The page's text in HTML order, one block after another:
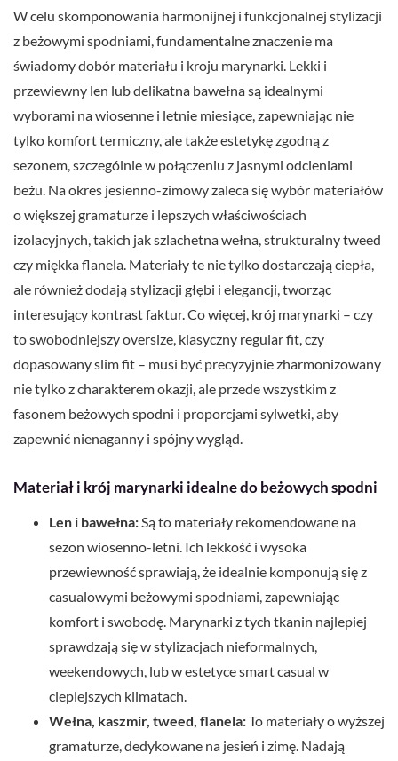
W celu skomponowania harmonijnej i funkcjonalnej stylizacji
z beżowymi spodniami, fundamentalne znaczenie ma
świadomy dobór materiału i kroju marynarki. Lekki i
przewiewny len lub delikatna bawełna są idealnymi
wyborami na wiosenne i letnie miesiące, zapewniając nie
tylko komfort termiczny, ale także estetykę zgodną z
sezonem, szczególnie w połączeniu z jasnymi odcieniami
beżu. Na okres jesienno-zimowy zaleca się wybór materiałów
o większej gramaturze i lepszych właściwościach
izolacyjnych, takich jak szlachetna wełna, strukturalny tweed
czy miękka flanela. Materiały te nie tylko dostarczają ciepła,
ale również dodają stylizacji głębi i elegancji, tworząc
interesujący kontrast faktur. Co więcej, krój marynarki – czy
to swobodniejszy oversize, klasyczny regular fit, czy
dopasowany slim fit – musi być precyzyjnie zharmonizowany
nie tylko z charakterem okazji, ale przede wszystkim z
fasonem beżowych spodni i proporcjami sylwetki, aby
zapewnić nienaganny i spójny wygląd.
Materiał i krój marynarki idealne do beżowych spodni
Len i bawełna:Są to materiały rekomendowane na
sezon wiosenno-letni. Ich lekkość i wysoka
przewiewność sprawiają, że idealnie komponują się z
casualowymi beżowymi spodniami, zapewniając
komfort i swobodę. Marynarki z tych tkanin najlepiej
sprawdzają się w stylizacjach nieformalnych,
weekendowych, lub w estetyce smart casual w
cieplejszych klimatach.
Wełna, kaszmir, tweed, flanela:To materiały o wyższej
gramaturze, dedykowane na jesień i zimę. Nadają